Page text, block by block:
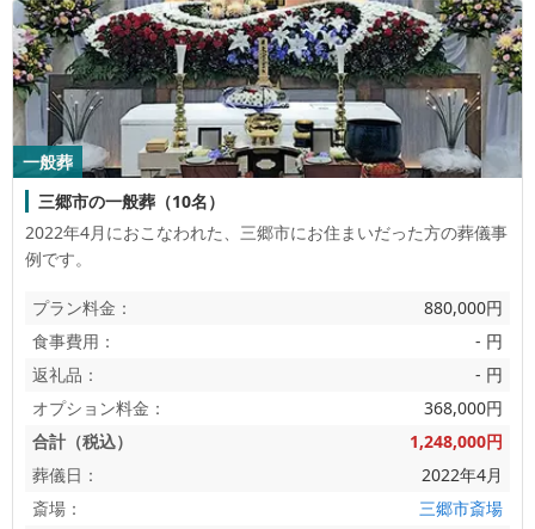
一般葬
三郷市の一般葬（10名）
2022年4月におこなわれた、 三郷市にお住まいだった方の葬儀事
例です。
プラン料金：
880,000円
食事費用：
- 円
返礼品：
- 円
オプション料金：
368,000円
合計（税込）
1,248,000円
葬儀日：
2022年4月
斎場：
三郷市斎場